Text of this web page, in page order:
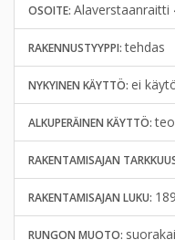
OSOITE: Alaverstaanraitti
RAKENNUSTYYPPI:tehdas
NYKYINEN KÄYTTÖ: ei
ALKUPERÄINEN KÄYTTÖ:
RAKENTAMISAJAN
RAKENTAMISAJAN LUKU:
RUNGON MUOTO: